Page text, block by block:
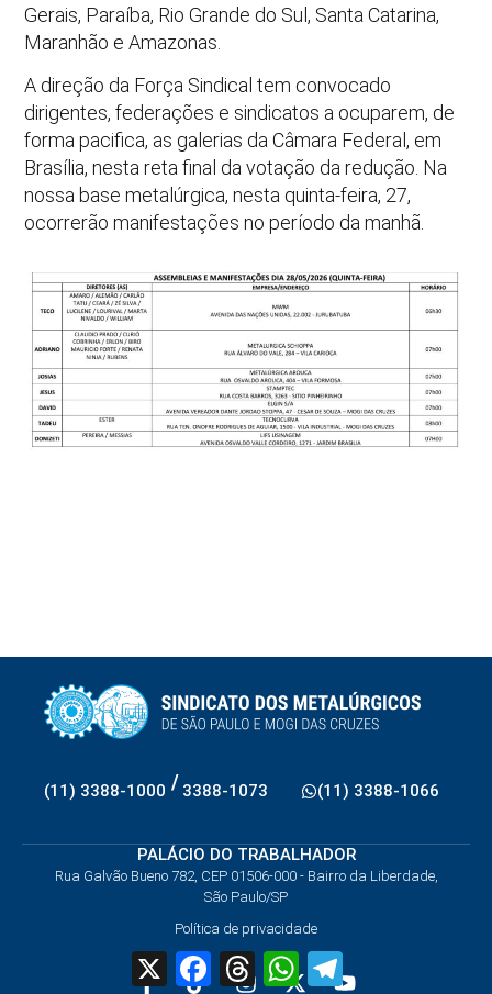
Gerais, Paraíba, Rio Grande do Sul, Santa Catarina,
Maranhão e Amazonas.
A direção da Força Sindical tem convocado
dirigentes, federações e sindicatos a ocuparem, de
forma pacifica, as galerias da Câmara Federal, em
Brasília, nesta reta final da votação da redução. Na
nossa base metalúrgica, nesta quinta-feira, 27,
ocorrerão manifestações no período da manhã.
(11) 3388-1000 / 3388-1073 (11) 3388-1066
PALÁCIO DO TRABALHADOR
Rua Galvão Bueno 782, CEP 01506-000 - Bairro da Liberdade,
São Paulo/SP
Política de privacidade
X FacebookThreadsWhatsApp